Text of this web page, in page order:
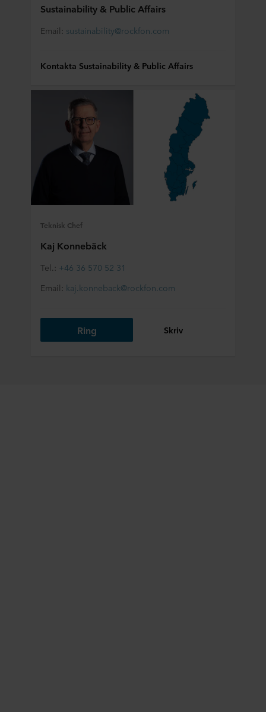
Sustainability & Public Affairs
Email: sustainability@rockfon.com
Kontakta Sustainability & Public Affairs
Teknisk Chef
Kaj Konnebäck
Tel.: +46 36 570 52 31
Email: kaj.konneback@rockfon.com
Ring Skriv